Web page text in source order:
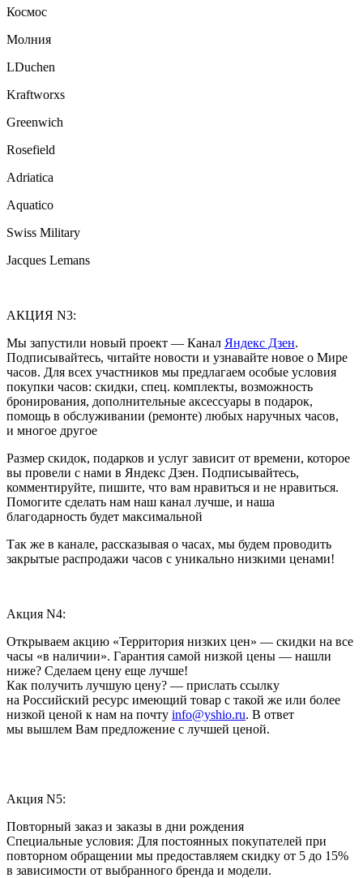
Космос
Молния
LDuchen
Kraftworxs
Greenwich
Rosefield
Adriatica
Aquatico
Swiss Military
Jacques Lemans
АКЦИЯ N3:
Мы запустили новый проект — Канал Яндекс Дзен.
Подписывайтесь, читайте новости и узнавайте новое о Мире
часов. Для всех участников мы предлагаем особые условия
покупки часов: скидки, спец. комплекты, возможность
бронирования, дополнительные аксессуары в подарок,
помощь в обслуживании (ремонте) любых наручных часов,
и многое другое
Размер скидок, подарков и услуг зависит от времени, которое
вы провели с нами в Яндекс Дзен. Подписывайтесь,
комментируйте, пишите, что вам нравиться и не нравиться.
Помогите сделать нам наш канал лучше, и наша
благодарность будет максимальной
Так же в канале, рассказывая о часах, мы будем проводить
закрытые распродажи часов с уникально низкими ценами!
Акция N4:
Открываем акцию «Территория низких цен» — скидки на все
часы «в наличии». Гарантия самой низкой цены — нашли
ниже? Сделаем цену еще лучше!
Как получить лучшую цену? — прислать ссылку
на Российский ресурс имеющий товар с такой же или более
низкой ценой к нам на почту info@yshio.ru. В ответ
мы вышлем Вам предложение с лучшей ценой.
Акция N5:
Повторный заказ и заказы в дни рождения
Специальные условия: Для постоянных покупателей при
повторном обращении мы предоставляем скидку от 5 до 15%
в зависимости от выбранного бренда и модели.